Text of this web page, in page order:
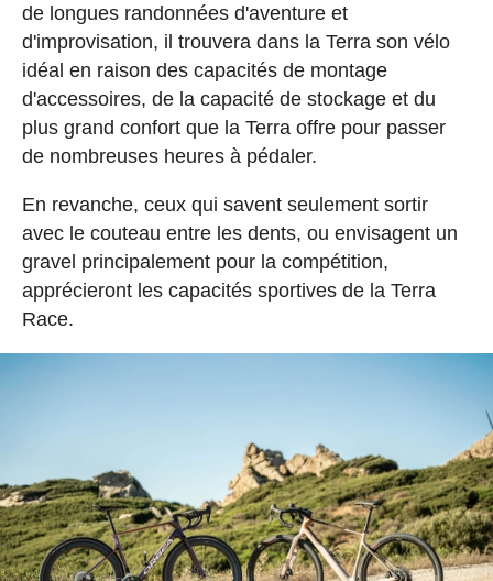
de longues randonnées d'aventure et
d'improvisation, il trouvera dans la Terra son vélo
idéal en raison des capacités de montage
d'accessoires, de la capacité de stockage et du
plus grand confort que la Terra offre pour passer
de nombreuses heures à pédaler.
En revanche, ceux qui savent seulement sortir
avec le couteau entre les dents, ou envisagent un
gravel principalement pour la compétition,
apprécieront les capacités sportives de la Terra
Race.